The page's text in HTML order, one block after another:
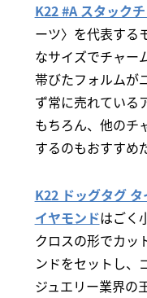
K22 #A スタック
ーツ〉を代表する
なサイズでチャー
帯びたフォルムが
ず常に売れている
もちろん、他のチ
するのもおすすめ
K22 ドッグタグ
イヤモンドはごく
クロスの形でカッ
ンドをセットし、
ジュエリー業界の